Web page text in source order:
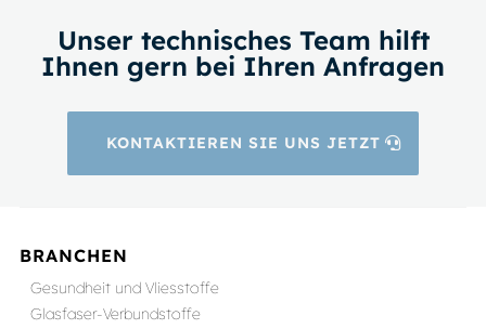
Unser technisches Team hilft
Ihnen gern bei Ihren Anfragen
KONTAKTIEREN SIE UNS JETZT
BRANCHEN
Gesundheit und Vliesstoffe
Glasfaser-Verbundstoffe